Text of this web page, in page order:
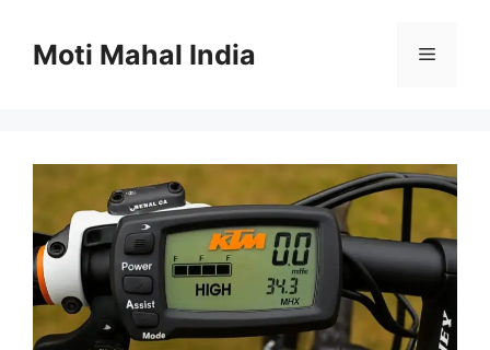
contentMoti Mahal India Menu